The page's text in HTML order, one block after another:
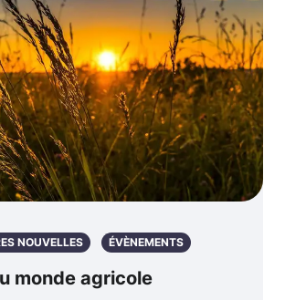
NOUVELLES ÉVÈNEMENTS
monde agricole